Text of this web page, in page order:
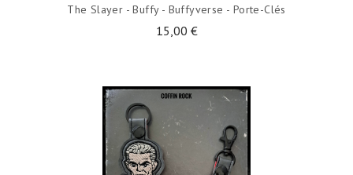
The Slayer - Buffy - Buffyverse - Porte-Clés
15,00 €